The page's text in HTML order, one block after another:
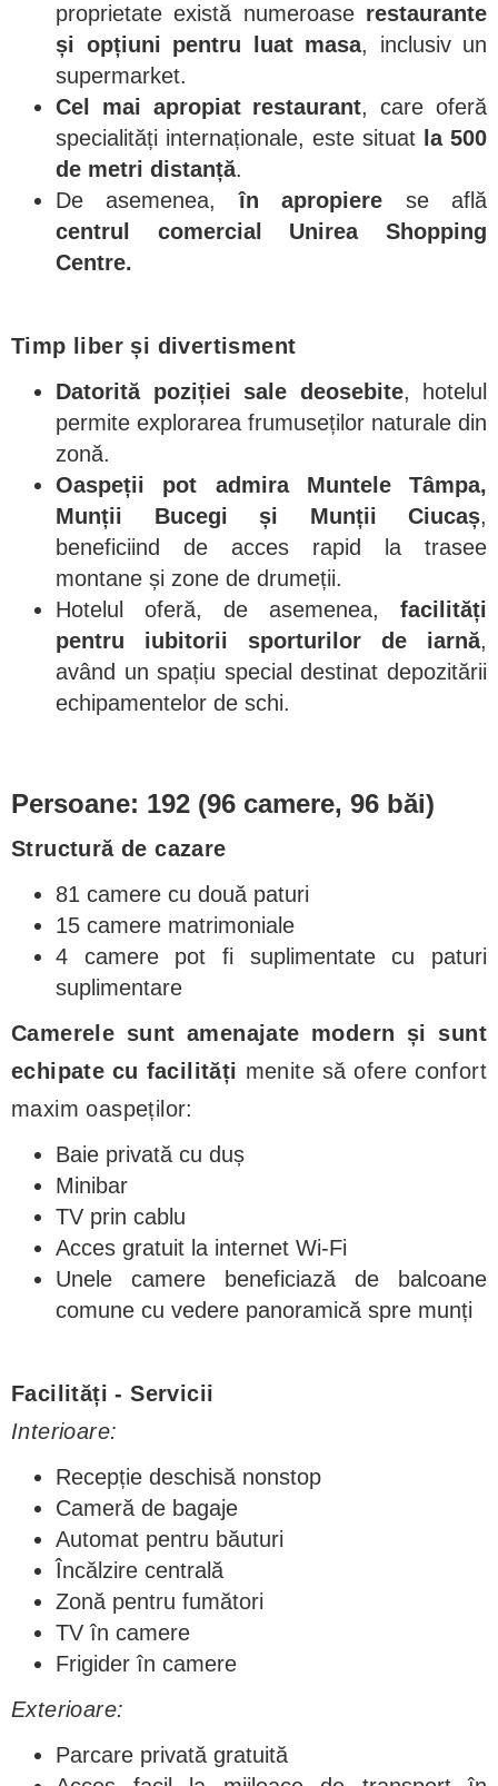
proprietate există numeroase restaurante
și opțiuni pentru luat masa, inclusiv un
supermarket.
Cel mai apropiat restaurant, care oferă
specialități internaționale, este situat la 500
de metri distanță.
De asemenea,în apropiere se află
centrul comercial Unirea Shopping
Centre.
Timp liber și divertisment
Datorită poziției sale deosebite, hotelul
permite explorarea frumuseților naturale din
zonă.
Oaspeții pot admira Muntele Tâmpa,
Munții Bucegi și Munții Ciucaș,
beneficiind de acces rapid la trasee
montane și zone de drumeții.
Hotelul oferă, de asemenea, facilități
pentru iubitorii sporturilor de iarnă,
având un spațiu special destinat depozitării
echipamentelor de schi.
Persoane: 192 (96 camere, 96 băi)
Structură de cazare
81 camere cu două paturi
15 camere matrimoniale
4 camere pot fi suplimentate cu paturi
suplimentare
Camerele sunt amenajate modern și sunt
echipate cu facilități menite să ofere confort
maxim oaspeților:
Baie privată cu duș
Minibar
TV prin cablu
Acces gratuit la internet Wi-Fi
Unele camere beneficiază de balcoane
comune cu vedere panoramică spre munți
Facilități - Servicii
Interioare:
Recepție deschisă nonstop
Cameră de bagaje
Automat pentru băuturi
Încălzire centrală
Zonă pentru fumători
TV în camere
Frigider în camere
Exterioare:
Parcare privată gratuită